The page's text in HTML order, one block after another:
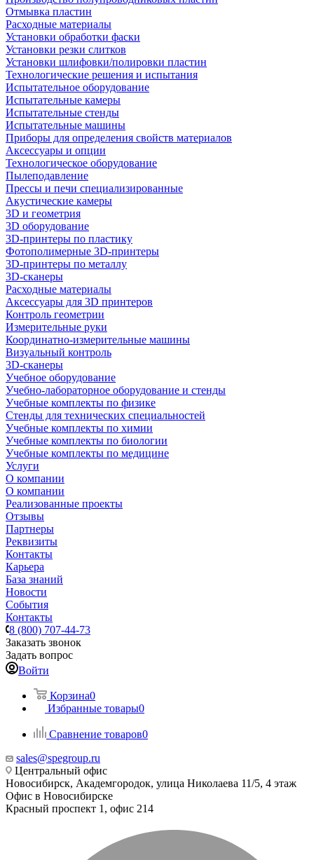
Отмывка пластин
Расходные материалы
Установки обработки фаски
Установки резки слитков
Установки шлифовки/полировки пластин
Технологические решения и испытания
Испытательное оборудование
Испытательные камеры
Испытательные стенды
Испытательные машины
Приборы для определения свойств материалов
Аксессуары и опции
Технологическое оборудование
Пылеподавление
Прессы и печи специализированные
Акустические камеры
3D и геометрия
3D оборудование
3D-принтеры по пластику
Фотополимерные 3D-принтеры
3D-принтеры по металлу
3D-сканеры
Расходные материалы
Аксессуары для 3D принтеров
Контроль геометрии
Измерительные руки
Координатно-измерительные машины
Визуальный контроль
3D-сканеры
Учебное оборудование
Учебно-лабораторное оборудование и стенды
Учебные комплекты по физике
Стенды для технических специальностей
Учебные комплекты по химии
Учебные комплекты по биологии
Учебные комплекты по медицине
Услуги
О компании
О компании
Реализованные проекты
Отзывы
Партнеры
Реквизиты
Контакты
Карьера
База знаний
Новости
События
Контакты
8 (800) 707-44-73
Заказать звонок
Задать вопрос
Войти
Корзина0
Избранные товары0
Сравнение товаров0
sales@spegroup.ru
Центральный офис
Новосибирск, Академгородок, улица Николаева 11/5, 4 этаж
Офис в Новосибирске
Красный проспект 1, офис 214